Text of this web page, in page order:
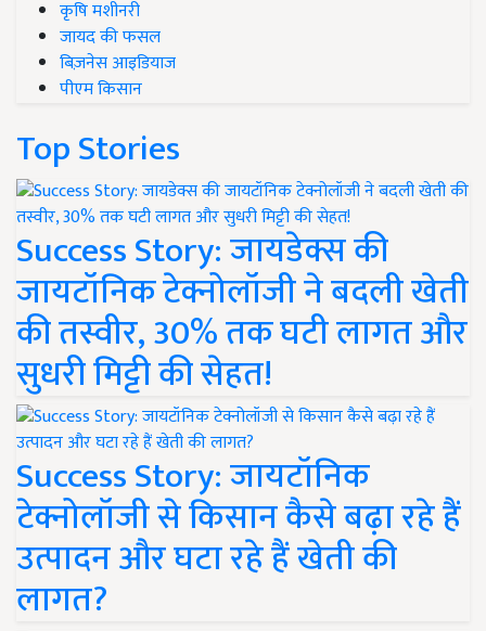
कृषि मशीनरी
जायद की फसल
बिज़नेस आइडियाज
पीएम किसान
Top Stories
Success Story: जायडेक्स की
जायटॉनिक टेक्नोलॉजी ने बदली खेती
की तस्वीर, 30% तक घटी लागत और
सुधरी मिट्टी की सेहत!
Success Story: जायटॉनिक
टेक्नोलॉजी से किसान कैसे बढ़ा रहे हैं
उत्पादन और घटा रहे हैं खेती की
लागत?